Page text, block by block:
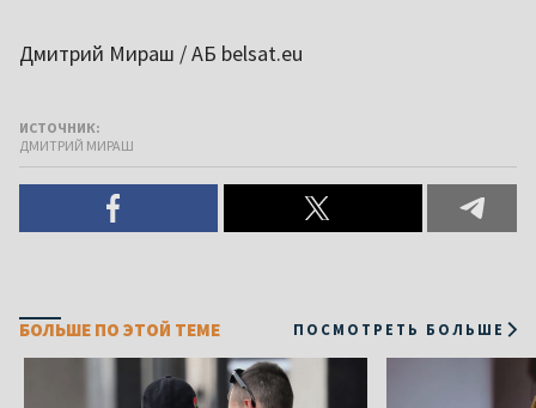
Дмитрий Мираш / АБ belsat.eu
ИСТОЧНИК:
ДМИТРИЙ МИРАШ
БОЛЬШЕ ПО ЭТОЙ ТЕМЕ ПОСМОТРЕТЬ БОЛЬШЕ